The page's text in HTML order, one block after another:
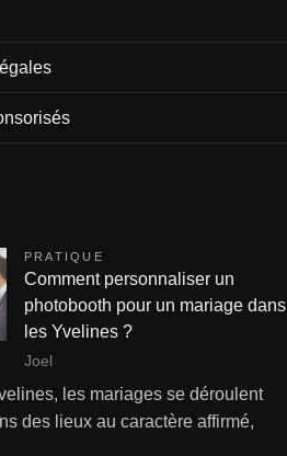
PRATIQUE
Comment personnaliser un
photobooth pour un mariage dans
les Yvelines ?
Joel
les mariages se déroulent
des lieux au caractère affirmé,